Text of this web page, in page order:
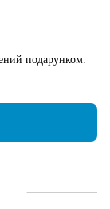
подарунком.